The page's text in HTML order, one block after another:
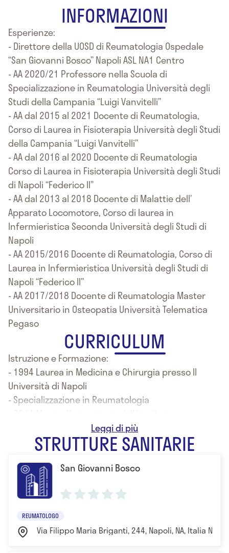
INFORMAZIONI
Esperienze:
- Direttore della UOSD di Reumatologia Ospedale
“San Giovanni Bosco” Napoli ASL NA1 Centro
- AA 2020/21 Professore nella Scuola di
Specializzazione in Reumatologia Università degli
Studi della Campania “Luigi Vanvitelli”
- AA dal 2015 al 2021 Docente di Reumatologia,
Corso di Laurea in Fisioterapia Università degli Studi
della Campania “Luigi Vanvitelli”
- AA dal 2016 al 2020 Docente di Reumatologia
Corso di Laurea in Fisioterapia Università degli Studi
di Napoli “Federico II”
- AA dal 2013 al 2018 Docente di Malattie dell’
Apparato Locomotore, Corso di laurea in
Infermieristica Seconda Università degli Studi di
Napoli
- AA 2015/2016 Docente di Reumatologia, Corso di
Laurea in Infermieristica Università degli Studi di
Napoli “Federico II”
- AA 2017/2018 Docente di Reumatologia Master
Universitario in Osteopatia Università Telematica
Pegaso
CURRICULUM
Istruzione e Formazione:
- 1994 Laurea in Medicina e Chirurgia presso II
Università di Napoli
- Specializzazione in Reumatologia
Management delle Aziende Sanitarie
STRUTTURE SANITARIE
San Giovanni Bosco
REUMATOLOGO
Via Filippo Maria Briganti, 244, Napoli, NA, Italia